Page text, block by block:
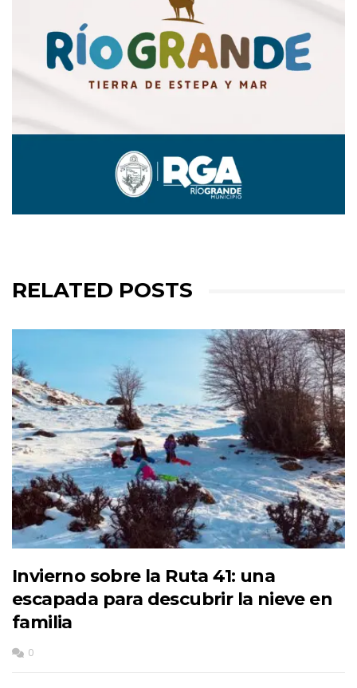
RELATED POSTS
Invierno sobre la Ruta 41: una
escapada para descubrir la nieve en
familia
0